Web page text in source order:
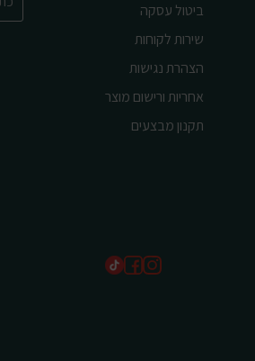
ביטול עסקה
שירות לקוחות
הצהרת נגישות
אחריות ורישום מוצר
תקנון מבצעים